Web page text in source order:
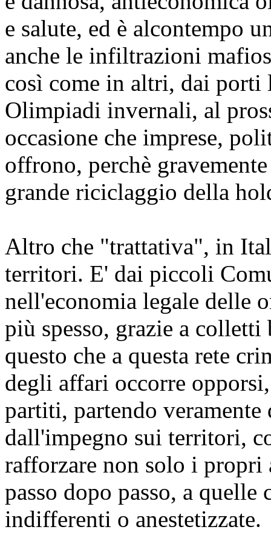
e salute, ed è alcontempo
anche le infiltrazioni
così come in altri, dai porti
Olimpiadi invernali, al
occasione che imprese,
offrono, perchè
grande riciclaggio della
Altro che "trattativa", in
territori. E' dai piccoli
nell'economia legale delle
più spesso, grazie a
questo che a questa rete
degli affari occorre
partiti, partendo
dall'impegno sui territori,
rafforzare non solo i
passo dopo passo, a quelle
indifferenti o anestetizzate.